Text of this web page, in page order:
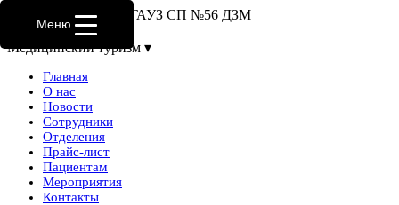
Официальный сайт ГАУЗ СП №56 ДЗМ
Медицинский туризм ▾
Главная
О нас
Новости
Сотрудники
Отделения
Прайс-лист
Пациентам
Мероприятия
Контакты
Меню